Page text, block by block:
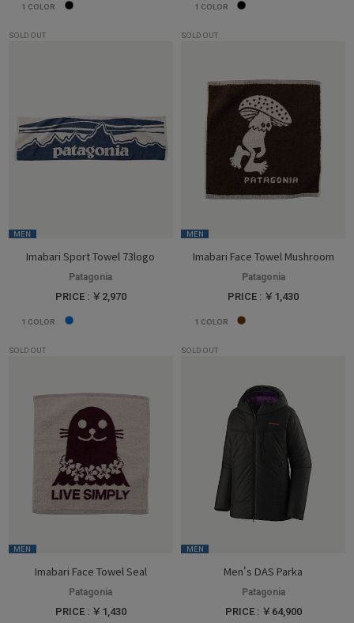
1 COLOR 1 COLOR
SOLD OUT
MEN
Imabari Sport Towel 73logo
Patagonia
PRICE : ￥2,970
1 COLOR
SOLD OUT
MEN
Imabari Face Towel Mushroom
Patagonia
PRICE : ￥1,430
1 COLOR
SOLD OUT
MEN
Imabari Face Towel Seal
Patagonia
PRICE : ￥1,430
SOLD OUT
MEN
Men's DAS Parka
Patagonia
PRICE : ￥64,900